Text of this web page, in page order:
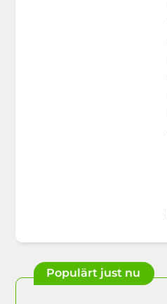
Populärt just nu